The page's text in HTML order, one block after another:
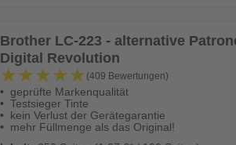
Brother LC-223 - alternative
Digital Revolution
★★★★★
★★★★★ (409 Bewertungen)
geprüfte Markenqualität
Testsieger Tinte
kein Verlust der Gerätegarantie
mehr Füllmenge als das Original!